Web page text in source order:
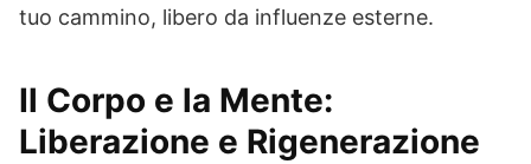
tuo cammino, libero da influenze esterne.
Il Corpo e la Mente:
Liberazione e Rigenerazione